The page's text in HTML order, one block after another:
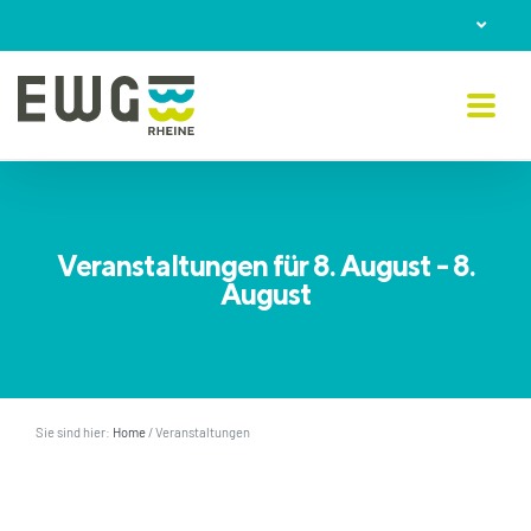
to
content
Veranstaltungen für 8. August - 8.
August
Sie sind hier: Home/Veranstaltungen